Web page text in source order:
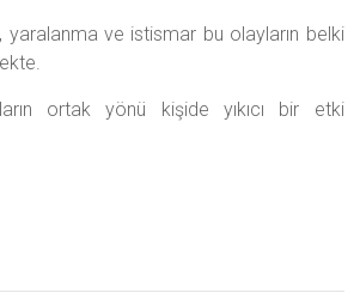
yaralanma ve istismar bu olayların belki
ortak yönü kişide yıkıcı bir etki